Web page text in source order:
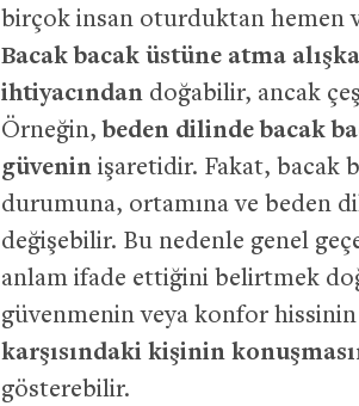
birçok insan oturduktan hemen
Bacak bacak üstüne atma
ihtiyacından doğabilir, ancak
Örneğin, beden dilinde bacak
güvenin işaretidir. Fakat, bacak
durumuna, ortamına ve beden
değişebilir. Bu nedenle genel
anlam ifade ettiğini belirtmek
güvenmenin veya konfor
karşısındaki kişinin
gösterebilir.